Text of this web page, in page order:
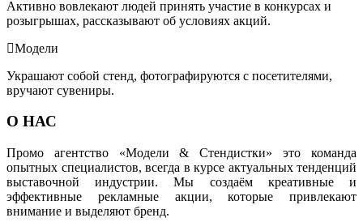
Активно вовлекают людей принять участие в конкурсах и
розыгрышах, рассказывают об условиях акций.
Модели
Украшают собой стенд, фотографируются с посетителями,
вручают сувениры.
О НАС
Промо агентство «Модели & Стендистки» это команда
опытных специалистов, всегда в курсе актуальных тенденций
выставочной индустрии. Мы создаём креативные и
эффективные рекламные акции, которые привлекают
внимание и выделяют бренд.